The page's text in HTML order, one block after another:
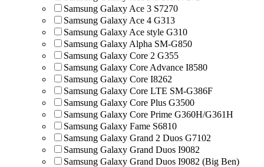
Samsung Galaxy Ace 3 S7270
Samsung Galaxy Ace 4 G313
Samsung Galaxy Ace style G310
Samsung Galaxy Alpha SM-G850
Samsung Galaxy Core 2 G355
Samsung Galaxy Core Advance I8580
Samsung Galaxy Core I8262
Samsung Galaxy Core LTE SM-G386F
Samsung Galaxy Core Plus G3500
Samsung Galaxy Core Prime G360H/G361H
Samsung Galaxy Fame S6810
Samsung Galaxy Grand 2 Duos G7102
Samsung Galaxy Grand Duos I9082
Samsung Galaxy Grand Duos I9082 (Big Ben)